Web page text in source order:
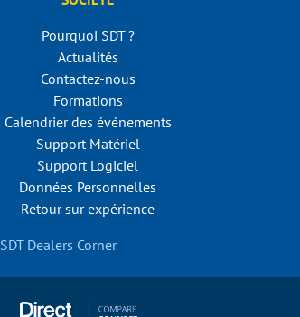
Pourquoi SDT ?
Actualités
Contactez-nous
Formations
Calendrier des événements
Support Matériel
Support Logiciel
Données Personnelles
Retour sur expérience
SDT Dealers Corner